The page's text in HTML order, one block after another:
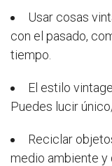
Usar cosas
con el pasado,
tiempo.
El estilo
Puedes lucir
Reciclar
medio ambiente y